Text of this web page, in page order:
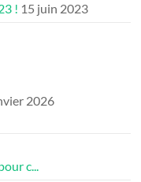
! 15 juin 2023
2026
c...